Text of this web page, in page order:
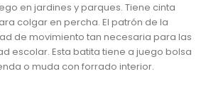
en jardines y parques. Tiene cinta
colgar en percha. El patrón de la
de movimiento tan necesaria para las
escolar. Esta batita tiene a juego bolsa
o muda con forrado interior.